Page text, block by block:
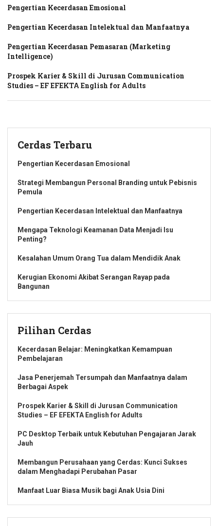
Pengertian Kecerdasan Emosional
Pengertian Kecerdasan Intelektual dan Manfaatnya
Pengertian Kecerdasan Pemasaran (Marketing
Intelligence)
Prospek Karier & Skill di Jurusan Communication
Studies – EF EFEKTA English for Adults
Cerdas Terbaru
Pengertian Kecerdasan Emosional
Strategi Membangun Personal Branding untuk Pebisnis
Pemula
Pengertian Kecerdasan Intelektual dan Manfaatnya
Mengapa Teknologi Keamanan Data Menjadi Isu
Penting?
Kesalahan Umum Orang Tua dalam Mendidik Anak
Kerugian Ekonomi Akibat Serangan Rayap pada
Bangunan
Pilihan Cerdas
Kecerdasan Belajar: Meningkatkan Kemampuan
Pembelajaran
Jasa Penerjemah Tersumpah dan Manfaatnya dalam
Berbagai Aspek
Prospek Karier & Skill di Jurusan Communication
Studies – EF EFEKTA English for Adults
PC Desktop Terbaik untuk Kebutuhan Pengajaran Jarak
Jauh
Membangun Perusahaan yang Cerdas: Kunci Sukses
dalam Menghadapi Perubahan Pasar
Manfaat Luar Biasa Musik bagi Anak Usia Dini